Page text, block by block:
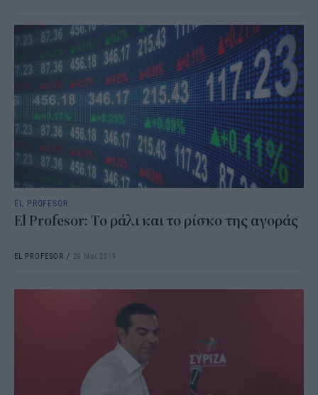
EL PROFESOR
El Profesor: Το ράλι και το ρίσκο της αγοράς
EL PROFESOR / 29 Μαΐ 2019